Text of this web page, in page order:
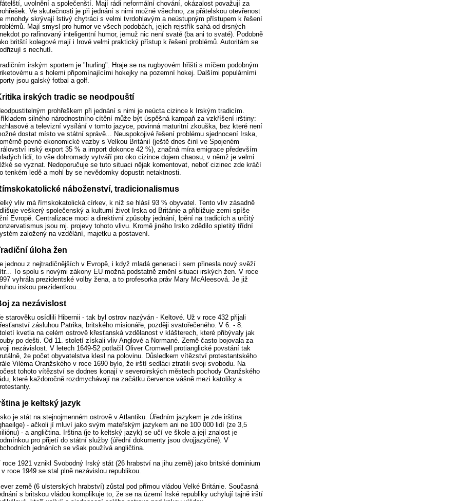
uvolnění a společenští. Mají rádi neformální chování, okázalost považují za
Ve skutečnosti je při jednání s nimi možné všechno, za přátelskou otevřenost
mnohdy skrývají lstivý chytráci s velmi tvrdohlavým a neústupným přístupem k řešení
Mají smysl pro humor ve všech podobách, jejich rejstřík sahá od drsných
po rafinovaný inteligentní humor, jemuž nic není svaté (ba ani to svaté). Podobně
britští kolegové mají i Irové velmi praktický přístup k řešení problémů. Autoritám se
s nechutí.
irským sportem je "hurling". Hraje se na rugbyovém hřišti s míčem podobným
a s holemi připomínajícími hokejky na pozemní hokej. Dalšími populárními
jsou galský fotbal a golf.
irských tradic se neodpouští
prohřeškem při jednání s nimi je neúcta cizince k Irským tradicím.
silného národnostního cítění může být úspěšná kampaň za vzkříšení irštiny:
a televizní vysílání v tomto jazyce, povinná maturitní zkouška, bez které není
dostat místo ve státní správě... Neuspokojivé řešení problému sjednocení Irska,
pevné ekonomické vazby s Velkou Británií (ještě dnes činí ve Spojeném
irský export 35 % a import dokonce 42 %), značná míra emigrace především
lidí, to vše dohromady vytváří pro oko cizince dojem chaosu, v němž je velmi
se vyznat. Nedoporučuje se tuto situaci nějak komentovat, neboť cizinec zde kráčí
tenkém ledě a mohl by se nevědomky dopustit netaktnosti.
náboženství, tradicionalismus
vliv má římskokatolická církev, k níž se hlásí 93 % obyvatel. Tento vliv zásadně
veškerý společenský a kulturní život Irska od Británie a přibližuje zemi spíše
Evropě. Centralizace moci a direktivní způsoby jednání, lpění na tradicích a určitý
jsou mj. projevy tohoto vlivu. Kromě jiného Irsko zdědilo spletitý třídní
založený na vzdělání, majetku a postavení.
úloha žen
jednou z nejtradičnějších v Evropě, i když mladá generaci i sem přinesla nový svěží
To spolu s novými zákony EU možná podstatně změní situaci irských žen. V roce
vyhrála prezidentské volby žena, a to profesorka práv Mary McAleesová. Je již
irskou prezidentkou...
za nezávislost
starověku osídlili Hibernii - tak byl ostrov nazýván - Keltové. Už v roce 432 přijali
zásluhou Patrika, britského misionáře, později svatořečeného. V 6. - 8.
kvetla na celém ostrově křesťanská vzdělanost v klášterech, které přibývaly jak
po dešti. Od 11. století získali vliv Anglové a Normané. Země často bojovala za
nezávislost. V letech 1649-52 potlačil Oliver Cromwell protianglické povstání tak
že počet obyvatelstva klesl na polovinu. Důsledkem vítězství protestantského
Viléma Oranžského v roce 1690 bylo, že irští sedláci ztratili svoji svobodu. Na
tohoto vítězství se dodnes konají v severoirských městech pochody Oranžského
které každoročně rozdmychávají na začátku července vášně mezi katolíky a
je keltský jazyk
je stát na stejnojmenném ostrově v Atlantiku. Úředním jazykem je zde irština
- ačkoli jí mluví jako svým mateřským jazykem ani ne 100 000 lidí (ze 3,5
- a angličtina. Irština (je to keltský jazyk) se učí ve škole a její znalost je
pro přijetí do státní služby (úřední dokumenty jsou dvojjazyčné). V
jednáních se však používá angličtina.
roce 1921 vznikl Svobodný Irský stát (26 hrabství na jihu země) jako britské dominium
v roce 1949 se stal plně nezávislou republikou.
země (6 ulsterských hrabství) zůstal pod přímou vládou Velké Británie. Současná
s britskou vládou komplikuje to, že se na území Irské republiky uchylují tajně irští